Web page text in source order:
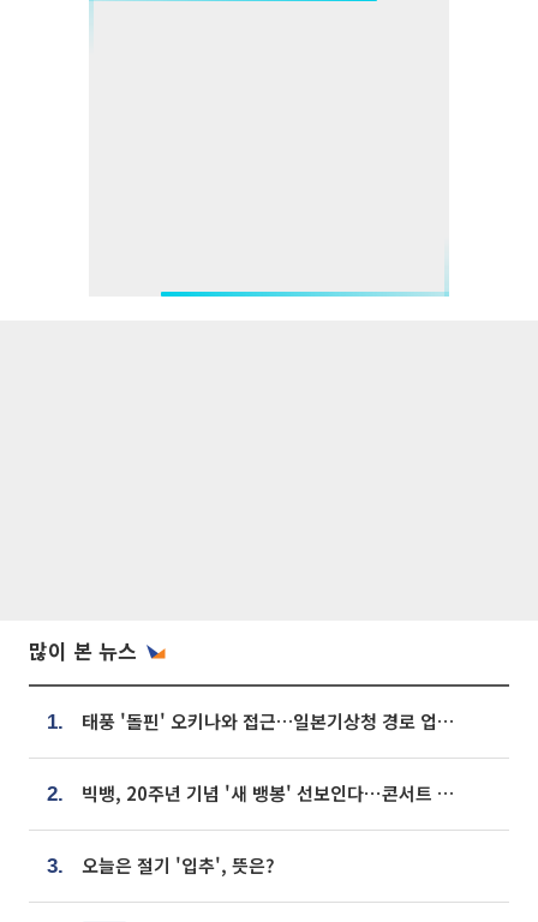
많이 본 뉴스
1. 태풍 '돌핀' 오키나와 접근…일본기상청 경로 업데이트
2. 빅뱅, 20주년 기념 '새 뱅봉' 선보인다⋯콘서트 앞두고 팝업 개최
3. 오늘은 절기 '입추', 뜻은?